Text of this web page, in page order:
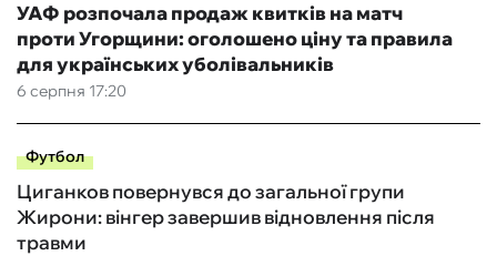
6 серпня 17:20
УАФ розпочала продаж квитків на матч
проти Угорщини: оголошено ціну та правила
для українських уболівальників
Футбол
Циганков повернувся до загальної групи
Жирони: вінгер завершив відновлення після
травми